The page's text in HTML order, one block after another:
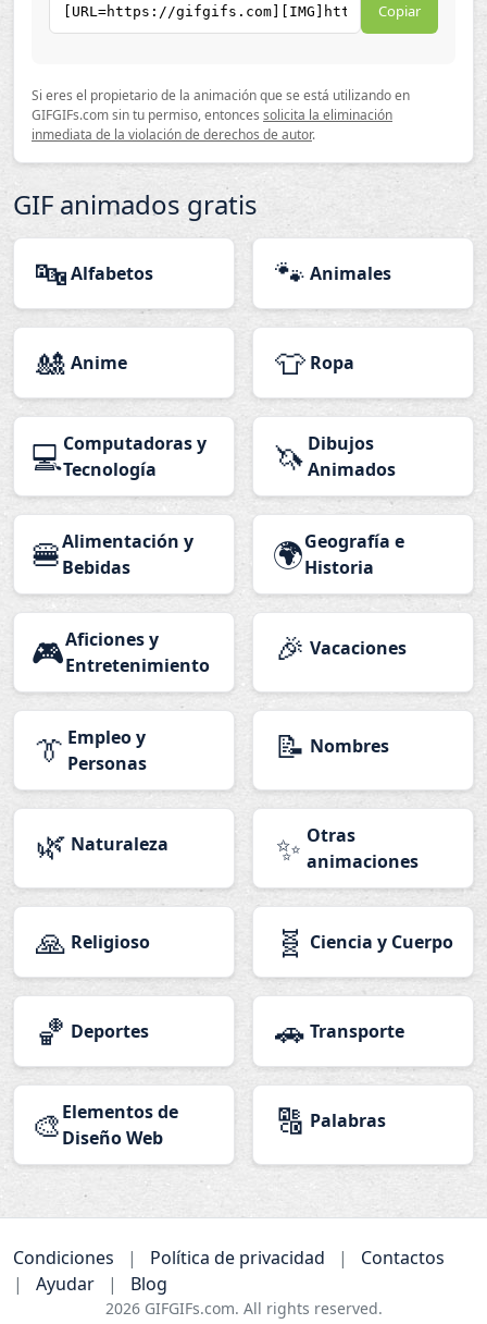
Copiar
Si eres el propietario de la animación que se está utilizando en
GIFGIFs.com sin tu permiso, entonces solicita la eliminación
inmediata de la violación de derechos de autor.
GIF animados gratis
🔤Alfabetos 🐾 Animales
🎎 Anime 👕 Ropa
💻Computadoras y
Tecnología
🦄 Dibujos
Animados
🍔Alimentación y
Bebidas
🌍Geografía e
Historia
🎮Aficiones y
Entretenimiento
🎉 Vacaciones
👔 Empleo y
Personas
📝 Nombres
🌿 Naturaleza ✨ Otras
animaciones
🙏 Religioso 🧬 Ciencia y Cuerpo
🏀 Deportes 🚗 Transporte
🎨Elementos de
Diseño Web
🔠 Palabras
Condiciones | Política de privacidad |
Contactos
|
Ayudar | Blog
2026GIFGIFs.com. All rights reserved.